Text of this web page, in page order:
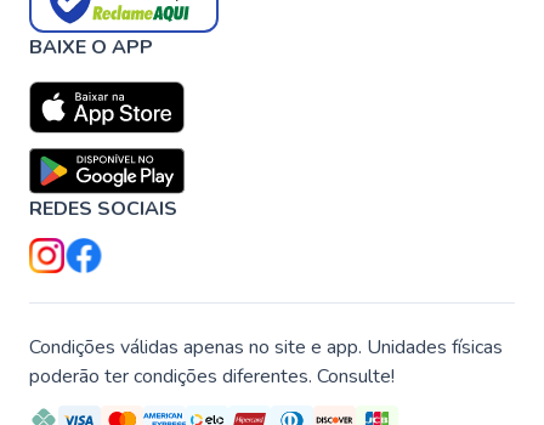
BAIXE O APP
REDES SOCIAIS
Condições válidas apenas no site e app. Unidades físicas
poderão ter condições diferentes. Consulte!